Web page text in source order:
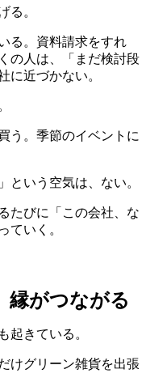
る。
る。資料請求をすれ
の人は、「まだ検討段
に近づかない。
う。季節のイベントに
という空気は、ない。
たびに「この会社、な
ていく。
縁がつながる
起きている。
けグリーン雑貨を出張